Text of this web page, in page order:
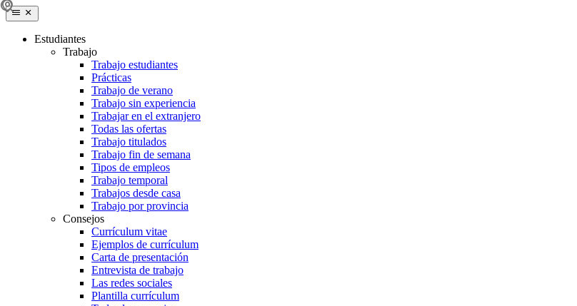
Estudiantes
Trabajo
Trabajo estudiantes
Prácticas
Trabajo de verano
Trabajo sin experiencia
Trabajar en el extranjero
Todas las ofertas
Trabajo titulados
Trabajo fin de semana
Tipos de empleos
Trabajo temporal
Trabajos desde casa
Trabajo por provincia
Consejos
Currículum vitae
Ejemplos de currículum
Carta de presentación
Entrevista de trabajo
Las redes sociales
Plantilla currículum